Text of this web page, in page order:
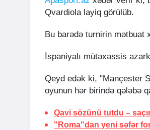
Qvardiola layiq görülüb.
Bu barədə turnirin mətbuat
İspaniyalı mütəxəssis
Qeyd edək ki, "Mançester
oyunun hər birində qələbə
Qavi sözünü tutdu –
"Roma"dan yeni səfər